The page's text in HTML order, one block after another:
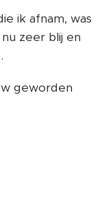
ik afnam, was
zeer blij en
geworden